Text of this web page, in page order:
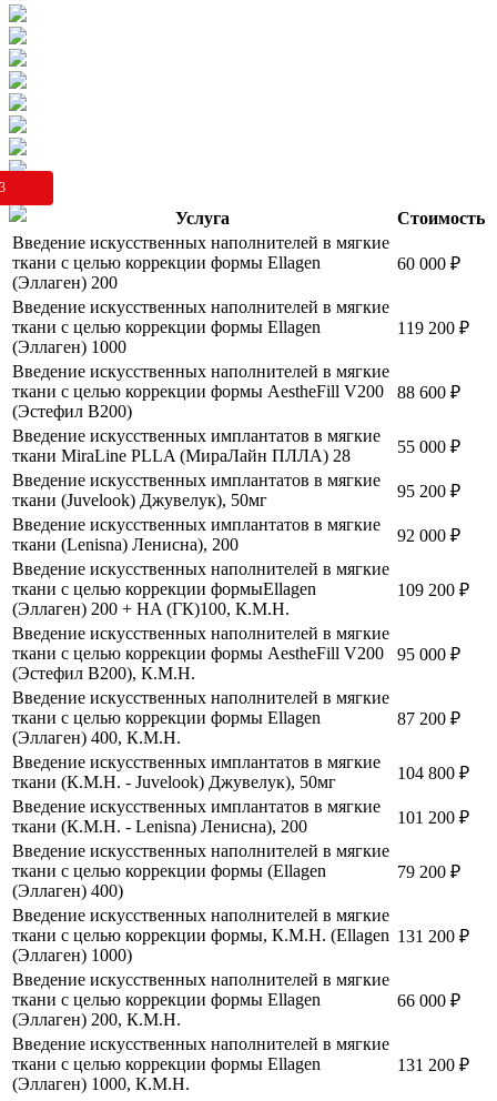
Услуга
Стоимость
Введение искусственных наполнителей в мягкие
ткани с целью коррекции формы Ellagen
(Эллаген) 200
60 000 ₽
Введение искусственных наполнителей в мягкие
ткани с целью коррекции формы Ellagen
(Эллаген) 1000
119 200 ₽
Введение искусственных наполнителей в мягкие
ткани с целью коррекции формы AestheFill V200
(Эстефил В200)
88 600 ₽
Введение искусственных имплантатов в мягкие
ткани MiraLine PLLA (МираЛайн ПЛЛА) 28
55 000 ₽
Введение искусственных имплантатов в мягкие
ткани (Juvelook) Джувелук), 50мг
95 200 ₽
Введение искусственных имплантатов в мягкие
ткани (Lenisna) Ленисна), 200
92 000 ₽
Введение искусственных наполнителей в мягкие
ткани с целью коррекции формыEllagen
(Эллаген) 200 + HA (ГК)100, К.М.Н.
109 200 ₽
Введение искусственных наполнителей в мягкие
ткани с целью коррекции формы AestheFill V200
(Эстефил В200), К.М.Н.
95 000 ₽
Введение искусственных наполнителей в мягкие
ткани с целью коррекции формы Ellagen
(Эллаген) 400, К.М.Н.
87 200 ₽
Введение искусственных имплантатов в мягкие
ткани (К.М.Н. - Juvelook) Джувелук), 50мг
104 800 ₽
Введение искусственных имплантатов в мягкие
ткани (К.М.Н. - Lenisna) Ленисна), 200
101 200 ₽
Введение искусственных наполнителей в мягкие
ткани с целью коррекции формы (Ellagen
(Эллаген) 400)
79 200 ₽
Введение искусственных наполнителей в мягкие
ткани с целью коррекции формы, К.М.Н. (Ellagen
(Эллаген) 1000)
131 200 ₽
Введение искусственных наполнителей в мягкие
ткани с целью коррекции формы Ellagen
(Эллаген) 200, К.М.Н.
66 000 ₽
Введение искусственных наполнителей в мягкие
ткани с целью коррекции формы Ellagen
(Эллаген) 1000, К.М.Н.
131 200 ₽